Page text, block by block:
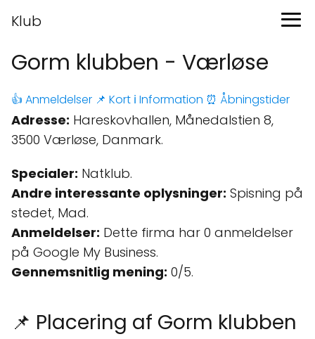
Klub
Gorm klubben - Værløse
👍 Anmeldelser 📌 Kort ℹ️ Information ⏰ Åbningstider
Adresse: Hareskovhallen, Månedalstien 8,
3500 Værløse, Danmark.
Specialer: Natklub.
Andre interessante oplysninger: Spisning på
stedet, Mad.
Anmeldelser: Dette firma har 0 anmeldelser
på Google My Business.
Gennemsnitlig mening: 0/5.
📌 Placering af Gorm klubben